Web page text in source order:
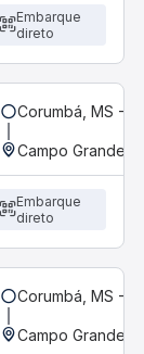
Embarque
direto
Corumbá, MS -
Campo Grande,
Embarque
direto
Corumbá, MS -
Campo Grande,